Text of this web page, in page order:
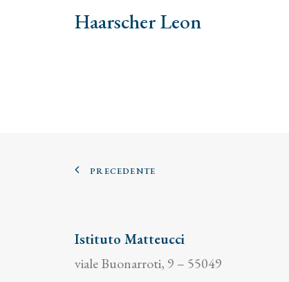
Haarscher Leon
PRECEDENTE
Istituto Matteucci
viale Buonarroti, 9 – 55049